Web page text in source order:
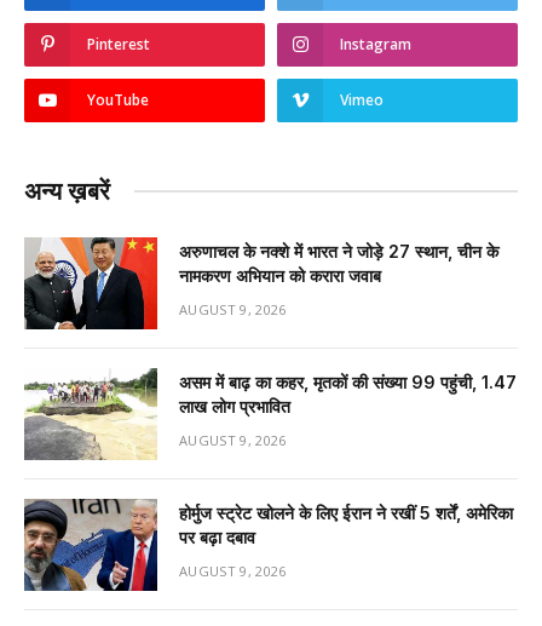
Pinterest Instagram
YouTube Vimeo
अन्य ख़बरें
अरुणाचल के नक्शे में भारत ने जोड़े 27 स्थान, चीन के
नामकरण अभियान को करारा जवाब
AUGUST 9, 2026
असम में बाढ़ का कहर, मृतकों की संख्या 99 पहुंची, 1.47
लाख लोग प्रभावित
AUGUST 9, 2026
होर्मुज स्ट्रेट खोलने के लिए ईरान ने रखीं 5 शर्तें, अमेरिका
पर बढ़ा दबाव
AUGUST 9, 2026